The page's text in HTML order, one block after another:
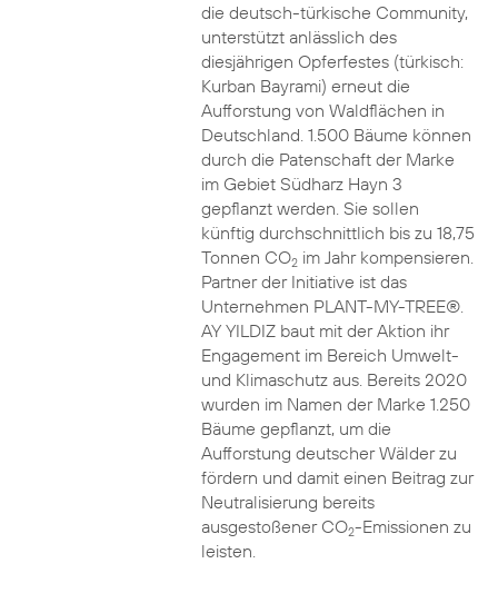
die deutsch-türkische Community,
unterstützt anlässlich des
diesjährigen Opferfestes (türkisch:
Kurban Bayrami) erneut die
Aufforstung von Waldflächen in
Deutschland. 1.500 Bäume können
durch die Patenschaft der Marke
im Gebiet Südharz Hayn 3
gepflanzt werden. Sie sollen
künftig durchschnittlich bis zu 18,75
Tonnen CO2im Jahr kompensieren.
Partner der Initiative ist das
Unternehmen PLANT-MY-TREE®.
AY YILDIZ baut mit der Aktion ihr
Engagement im Bereich Umwelt-
und Klimaschutz aus. Bereits 2020
wurden im Namen der Marke 1.250
Bäume gepflanzt, um die
Aufforstung deutscher Wälder zu
fördern und damit einen Beitrag zur
Neutralisierung bereits
ausgestoßener CO2-Emissionen zu
leisten.